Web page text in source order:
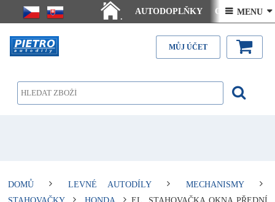
.
AUTODOPLŇKY Ceny doručení
Články - návody Kontakt
 MENU 
MŮJ ÚČET
DOMŮ LEVNÉ AUTODÍLY
MECHANISMY
STAHOVAČKY
HONDA
EL. STAHOVAČKA OKNA PŘEDNÍ